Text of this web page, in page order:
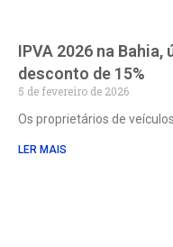
IPVA 2026 na
desconto de 15%
5 de fevereiro de 2026
Os proprietários de
LER MAIS